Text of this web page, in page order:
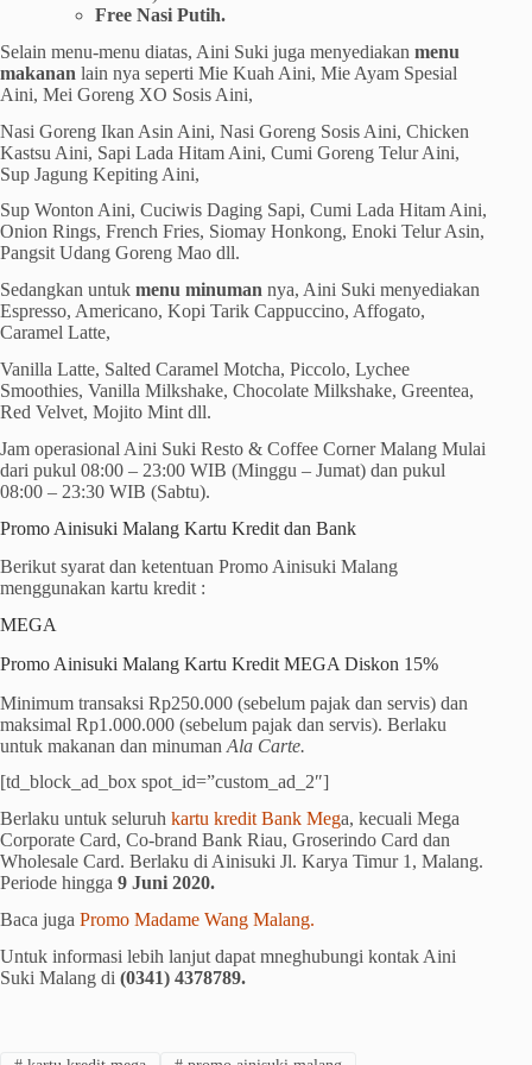
Free Nasi Putih.
Selain menu-menu diatas, Aini Suki juga menyediakan menu
makanan lain nya seperti Mie Kuah Aini, Mie Ayam Spesial
Aini, Mei Goreng XO Sosis Aini,
Nasi Goreng Ikan Asin Aini, Nasi Goreng Sosis Aini, Chicken
Kastsu Aini, Sapi Lada Hitam Aini, Cumi Goreng Telur Aini,
Sup Jagung Kepiting Aini,
Sup Wonton Aini, Cuciwis Daging Sapi, Cumi Lada Hitam Aini,
Onion Rings, French Fries, Siomay Honkong, Enoki Telur Asin,
Pangsit Udang Goreng Mao dll.
Sedangkan untuk menu minuman nya, Aini Suki menyediakan
Espresso, Americano, Kopi Tarik Cappuccino, Affogato,
Caramel Latte,
Vanilla Latte, Salted Caramel Motcha, Piccolo, Lychee
Smoothies, Vanilla Milkshake, Chocolate Milkshake, Greentea,
Red Velvet, Mojito Mint dll.
Jam operasional Aini Suki Resto & Coffee Corner Malang Mulai
dari pukul 08:00 – 23:00 WIB (Minggu – Jumat) dan pukul
08:00 – 23:30 WIB (Sabtu).
Promo Ainisuki Malang Kartu Kredit dan Bank
Berikut syarat dan ketentuan Promo Ainisuki Malang
menggunakan kartu kredit :
MEGA
Promo Ainisuki Malang Kartu Kredit MEGA Diskon 15%
Minimum transaksi Rp250.000 (sebelum pajak dan servis) dan
maksimal Rp1.000.000 (sebelum pajak dan servis). Berlaku
untuk makanan dan minuman Ala Carte.
[td_block_ad_box spot_id=”custom_ad_2″]
Berlaku untuk seluruh kartu kredit Bank Mega, kecuali Mega
Corporate Card, Co-brand Bank Riau, Groserindo Card dan
Wholesale Card. Berlaku di Ainisuki Jl. Karya Timur 1, Malang.
Periode hingga 9 Juni 2020.
Baca juga Promo Madame Wang Malang.
Untuk informasi lebih lanjut dapat mneghubungi kontak Aini
Suki Malang di (0341) 4378789.